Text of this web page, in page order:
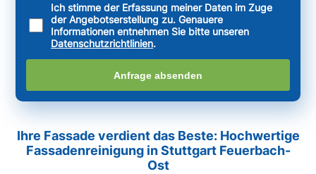
Ich stimme der Erfassung meiner Daten im Zuge
der Angebotserstellung zu. Genauere
Informationen entnehmen Sie bitte unseren
Datenschutzrichtlinien.
Anfrage absenden
Ihre Fassade verdient das Beste: Hochwertige
Fassadenreinigung in Stuttgart Feuerbach-
Ost